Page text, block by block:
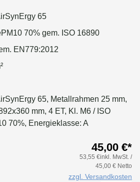
65
70% gem. ISO 16890
EN779:2012
65, Metallrahmen 25 mm,
mm, 4 ET, Kl. M6 / ISO
70%, Energieklasse: A
45,00 €*
53,55 €inkl. MwSt. /
45,00 € Netto
zzgl. Versandkosten